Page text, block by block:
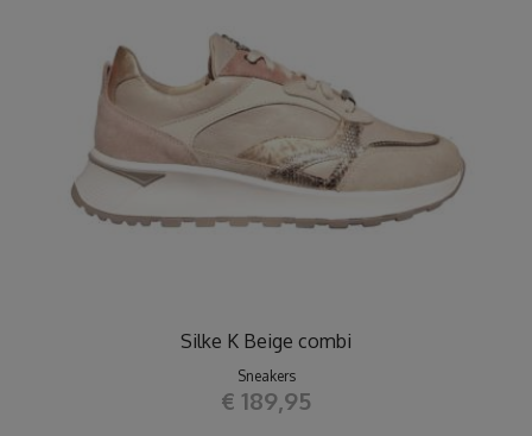
Silke K Beige combi
Sneakers
€ 189,95